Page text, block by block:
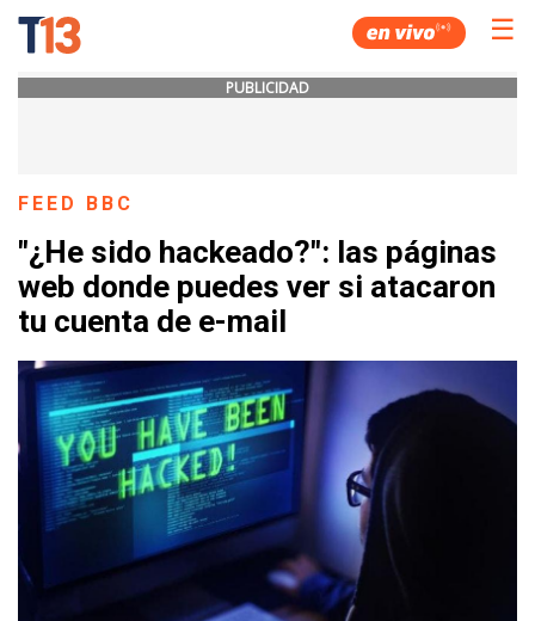
☰
PUBLICIDAD
FEED BBC
"¿He sido hackeado?": las páginas
web donde puedes ver si atacaron
tu cuenta de e-mail